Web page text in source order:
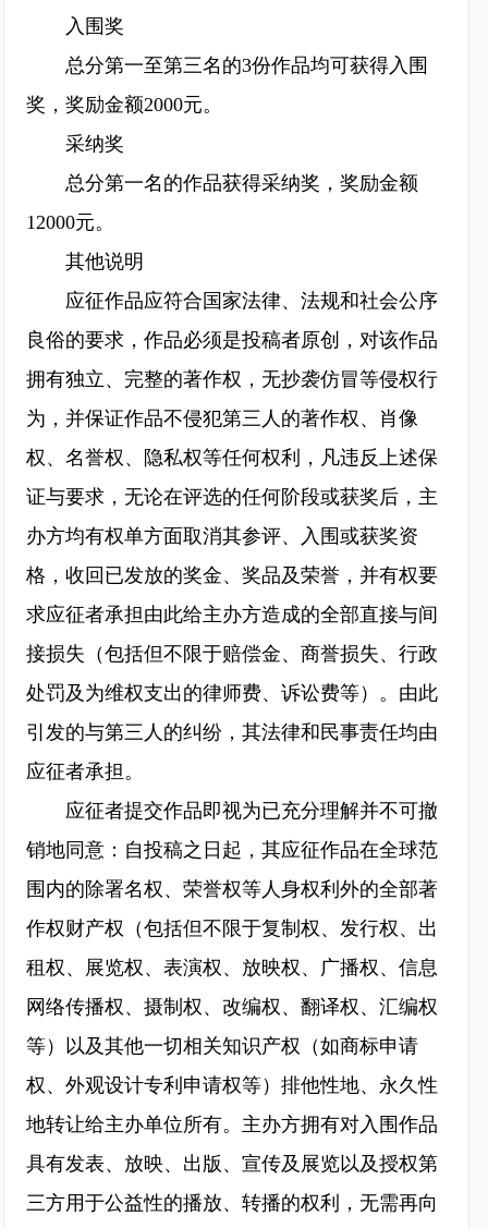
入围奖
总分第一至第三名的3份作品均可获得入围
奖，奖励金额2000元。
采纳奖
总分第一名的作品获得采纳奖，奖励金额
12000元。
其他说明
应征作品应符合国家法律、法规和社会公序
良俗的要求，作品必须是投稿者原创，对该作品
拥有独立、完整的著作权，无抄袭仿冒等侵权行
为，并保证作品不侵犯第三人的著作权、肖像
权、名誉权、隐私权等任何权利，凡违反上述保
证与要求，无论在评选的任何阶段或获奖后，主
办方均有权单方面取消其参评、入围或获奖资
格，收回已发放的奖金、奖品及荣誉，并有权要
求应征者承担由此给主办方造成的全部直接与间
接损失（包括但不限于赔偿金、商誉损失、行政
处罚及为维权支出的律师费、诉讼费等）。由此
引发的与第三人的纠纷，其法律和民事责任均由
应征者承担。
应征者提交作品即视为已充分理解并不可撤
销地同意：自投稿之日起，其应征作品在全球范
围内的除署名权、荣誉权等人身权利外的全部著
作权财产权（包括但不限于复制权、发行权、出
租权、展览权、表演权、放映权、广播权、信息
网络传播权、摄制权、改编权、翻译权、汇编权
等）以及其他一切相关知识产权（如商标申请
权、外观设计专利申请权等）排他性地、永久性
地转让给主办单位所有。主办方拥有对入围作品
具有发表、放映、出版、宣传及展览以及授权第
三方用于公益性的播放、转播的权利，无需再向